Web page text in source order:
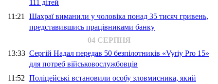
111 дітей
11:21 Шахраї виманили у чоловіка понад 35 тисяч гривень,
представившись працівниками банку
04 СЕРПНЯ
13:33 Сергій Надал передав 50 безпілотників «Vyriy Pro 15»
для потреб військовослужбовців
11:52 Поліцейські встановили особу зловмисника, який